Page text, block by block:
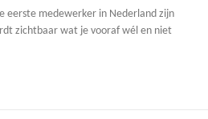
eerste medewerker in Nederland zijn
zichtbaar wat je vooraf wél en niet